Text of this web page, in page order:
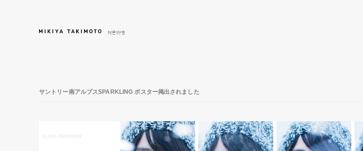
NEWS
サントリー南アルプスSPARKLING ポスター掲出されました